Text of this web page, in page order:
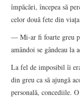
împăcări, începea să
celor două fete din
— Mi-ar fi foarte greu
amândoi se gândeau
La fel de imposibil îi
din greu ca să ajungă
personală, concediile.